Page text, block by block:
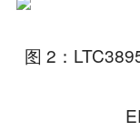
图 2：